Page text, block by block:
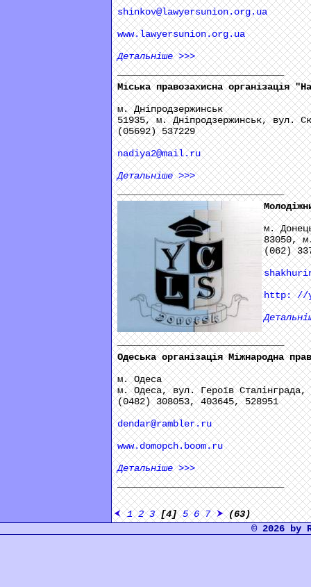
shinkov@lawyersunion.org.ua
www.lawyersunion.org.ua
Детальніше>>>
______________________________
Міська правозахисна організація
м. Дніпродзержинськ
51935, м. Дніпродзержинськ, вул.
(05692) 537229
nadiya2@mail.ru
Детальніше>>>
______________________________
м.
83050,
(062)
http: //
______________________________
Одеська організація Міжнародна
м. Одеса
м. Одеса, вул. Героїв
(0482) 308053, 403645, 528951
dendar@rambler.ru
www.domopch.boom.ru
Детальніше>>>
______________________________
1 2 3 [4]5 6 7
(63)
© 2026 by